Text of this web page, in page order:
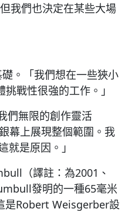
我們也決定在某些大場
。「我們想在一些狹小
戰性很強的工作。」
們無限的創作靈活
幕上展現整個範圍。我
是原因。」
（譯註：為2001、
發明的一種65毫米
是Robert Weisgerber設